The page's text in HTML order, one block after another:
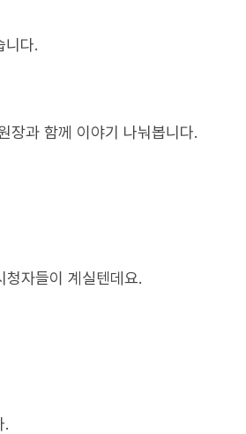
니다.
장과 함께 이야기 나눠봅니다.
자들이 계실텐데요.
.